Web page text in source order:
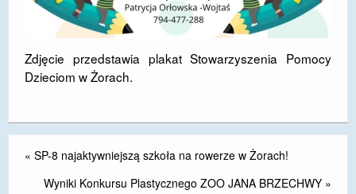
Zdjęcie przedstawia plakat Stowarzyszenia Pomocy
Dzieciom w Żorach.
« SP-8 najaktywniejszą szkoła na rowerze w Żorach!
Wyniki Konkursu Plastycznego ZOO JANA BRZECHWY »